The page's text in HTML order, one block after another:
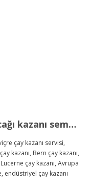
İsviçre Çay Kazanları, çay ocağı kazanı semaver
çay kazanı servisi,
kazanı, Bern çay kazanı,
çay kazanı, Avrupa
endüstriyel çay kazanı